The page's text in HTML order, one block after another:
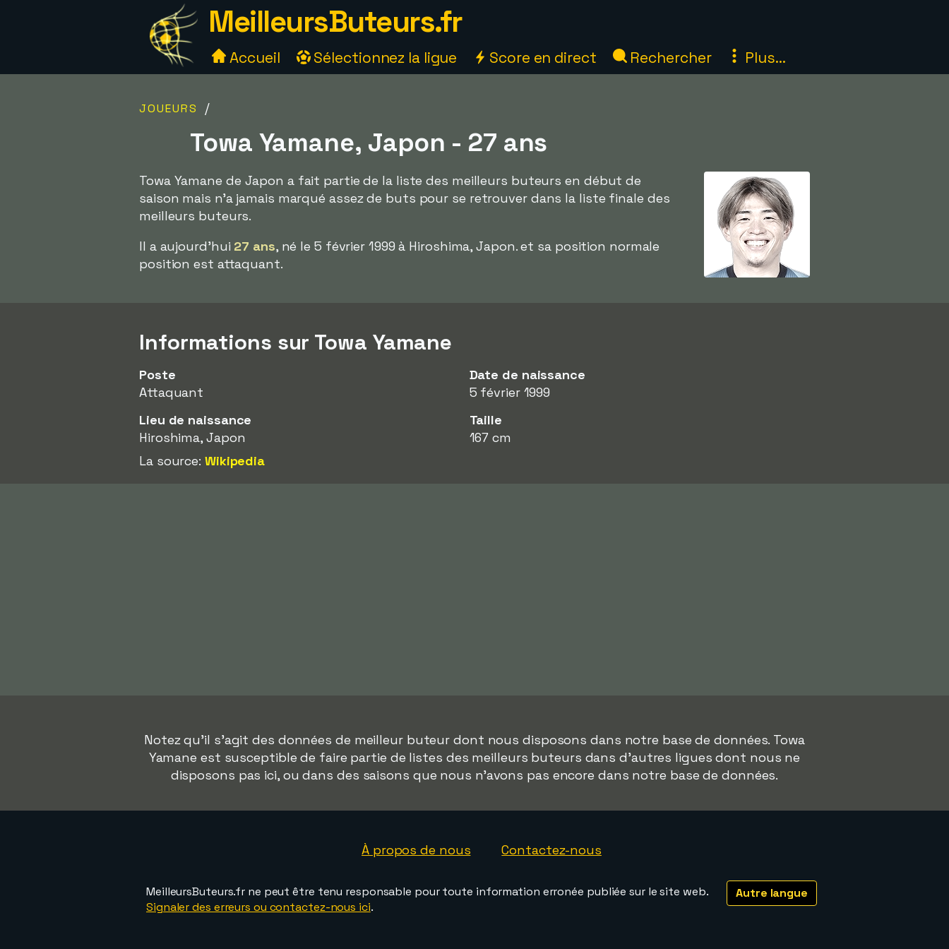
MeilleursButeurs.fr
Accueil Sélectionnez la ligue Score en direct Rechercher Plus...
JOUEURS /
Towa Yamane, Japon - 27 ans
Towa Yamane de Japon a fait partie de la liste des meilleurs buteurs en début de
saison mais n'a jamais marqué assez de buts pour se retrouver dans la liste finale des
meilleurs buteurs.
Il a aujourd'hui 27 ans, né le 5 février 1999 à Hiroshima, Japon. et sa position normale
position est attaquant.
Informations sur Towa Yamane
Poste
Attaquant
Date de naissance
5 février 1999
Lieu de naissance
Hiroshima, Japon
Taille
167 cm
La source: Wikipedia
Notez qu'il s'agit des données de meilleur buteur dont nous disposons dans notre base de données. Towa
Yamane est susceptible de faire partie de listes des meilleurs buteurs dans d'autres ligues dont nous ne
disposons pas ici, ou dans des saisons que nous n'avons pas encore dans notre base de données.
À propos de nous Contactez-nous
Autre langue
MeilleursButeurs.fr ne peut être tenu responsable pour toute information erronée publiée sur le site web.
Signaler des erreurs ou contactez-nous ici.